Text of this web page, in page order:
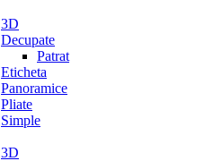
3D
Decupate
Patrat
Eticheta
Panoramice
Pliate
Simple
3D